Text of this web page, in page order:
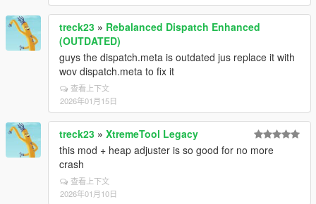
treck23 » Rebalanced Dispatch Enhanced
(OUTDATED)
guys the dispatch.meta is outdated jus replace it with
wov dispatch.meta to fix it
查看上下文
2026年01月15日
treck23 » XtremeTool Legacy
this mod + heap adjuster is so good for no more
crash
查看上下文
2026年01月10日